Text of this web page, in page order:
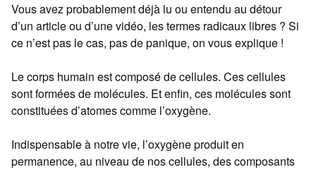
Vous avez probablement déjà lu ou entendu au détour
d’un article ou d’une vidéo, les termes radicaux libres ? Si
ce n’est pas le cas, pas de panique, on vous explique !
Le corps humain est composé de cellules. Ces cellules
sont formées de molécules. Et enfin, ces molécules sont
constituées d’atomes comme l’oxygène.
Indispensable à notre vie, l’oxygène produit en
permanence, au niveau de nos cellules, des composants